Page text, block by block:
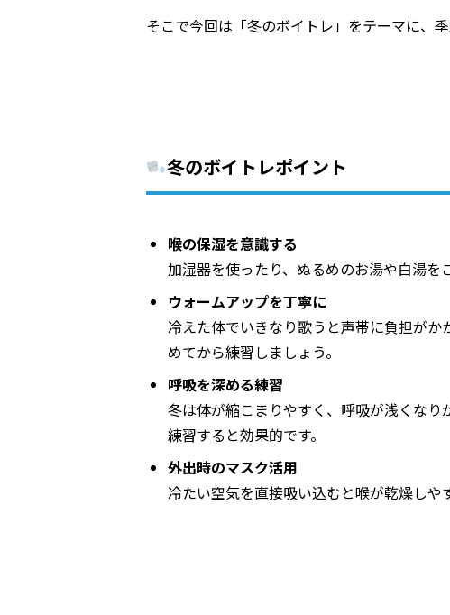
そこで今回は「冬のボイトレ」をテーマに、
冬のボイトレポイント
喉の保湿を意識する
加湿器を使ったり、ぬるめのお湯や白湯を
ウォームアップを丁寧に
冷えた体でいきなり歌うと声帯に負担が
めてから練習しましょう。
呼吸を深める練習
冬は体が縮こまりやすく、呼吸が浅くな
練習すると効果的です。
外出時のマスク活用
冷たい空気を直接吸い込むと喉が乾燥しや